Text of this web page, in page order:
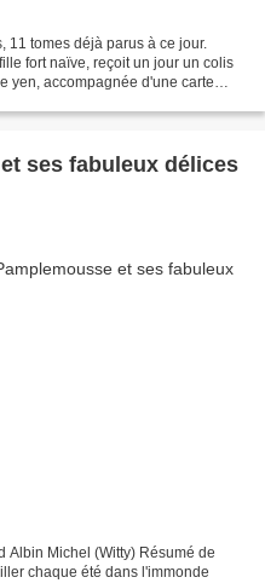
11 tomes déjà parus à ce jour.
fort naïve, reçoit un jour un colis
yen, accompagnée d'une carte
ses fabuleux délices
Albin Michel (Witty) Résumé de
chaque été dans l'immonde